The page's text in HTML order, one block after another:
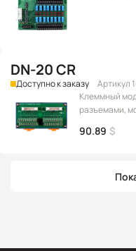
DN-20 CR
Доступно к заказу
Артикул
Клеммный
разъемами,
90.89 $